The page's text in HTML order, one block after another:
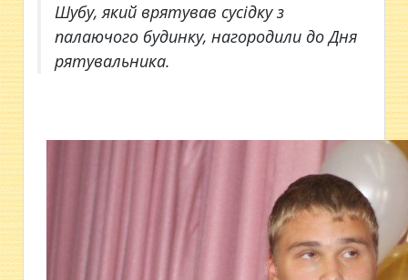
Шубу, який врятував сусідку з
палаючого будинку, нагородили до Дня
рятувальника.